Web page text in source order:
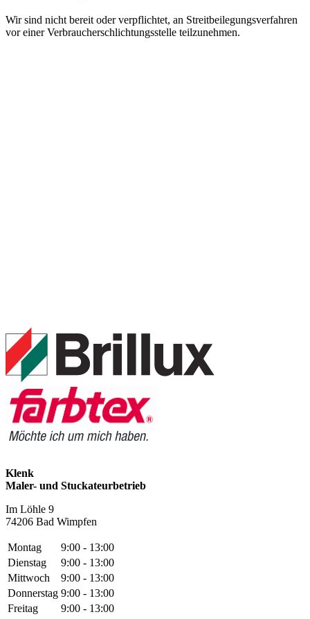
Wir sind nicht bereit oder verpflichtet, an Streitbeilegungsverfahren
vor einer Verbraucherschlichtungsstelle teilzunehmen.
Klenk
Maler- und Stuckateurbetrieb
Im Löhle 9
74206 Bad Wimpfen
Montag
9:00 - 13:00
Dienstag
9:00 - 13:00
Mittwoch
9:00 - 13:00
Donnerstag 9:00 - 13:00
Freitag
9:00 - 13:00